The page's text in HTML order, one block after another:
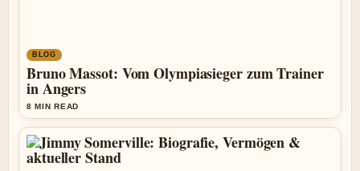
BLOG
Bruno Massot: Vom Olympiasieger zum Trainer
in Angers
8 MIN READ